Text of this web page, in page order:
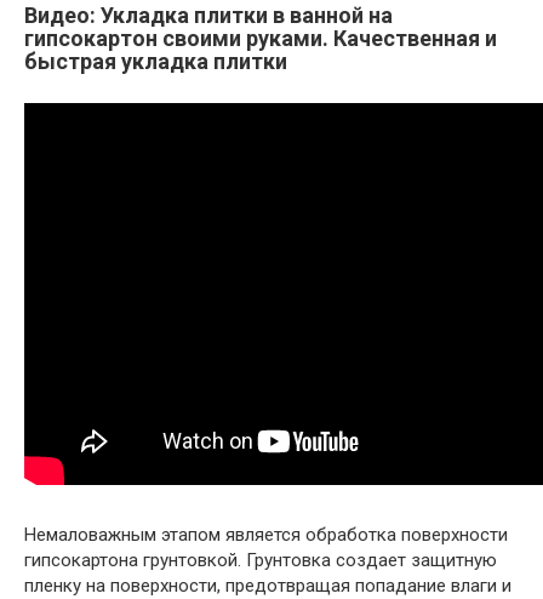
Видео: Укладка плитки в ванной на
гипсокартон своими руками. Качественная и
быстрая укладка плитки
Немаловажным этапом является обработка поверхности
гипсокартона грунтовкой. Грунтовка создает защитную
пленку на поверхности, предотвращая попадание влаги и